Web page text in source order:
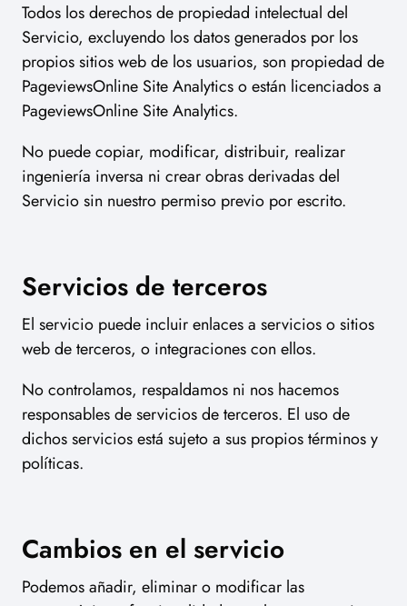
Todos los derechos de propiedad intelectual del
Servicio, excluyendo los datos generados por los
propios sitios web de los usuarios, son propiedad de
PageviewsOnline Site Analytics o están licenciados a
PageviewsOnline Site Analytics.
No puede copiar, modificar, distribuir, realizar
ingeniería inversa ni crear obras derivadas del
Servicio sin nuestro permiso previo por escrito.
Servicios de terceros
El servicio puede incluir enlaces a servicios o sitios
web de terceros, o integraciones con ellos.
No controlamos, respaldamos ni nos hacemos
responsables de servicios de terceros. El uso de
dichos servicios está sujeto a sus propios términos y
políticas.
Cambios en el servicio
Podemos añadir, eliminar o modificar las